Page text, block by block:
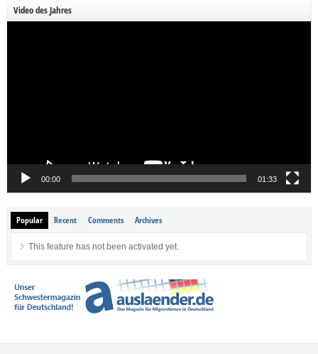
Video des Jahres
00:00 01:33
Popular Recent Comments Archives
This feature has not been activated yet.